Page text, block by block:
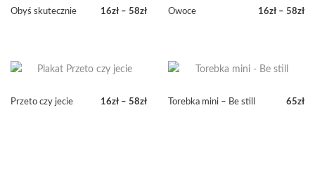
Obyś skutecznie 16zł – 58zł
16zł
Owoce 16zł – 58zł
16zł
Przeto czy jecie 16zł – 58zł
Torebka mini – Be still 65zł